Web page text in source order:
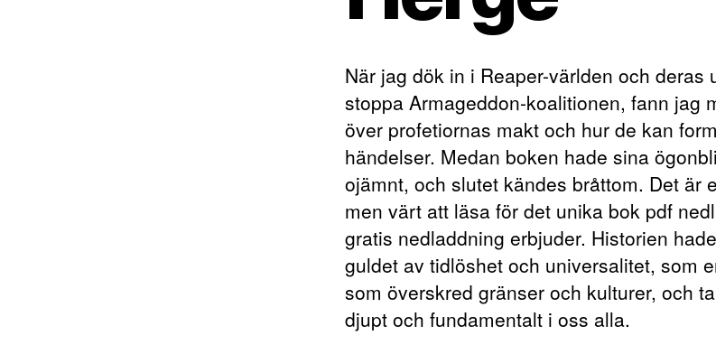
När jag dök in i Reaper-världen och deras
stoppa Armageddon-koalitionen, fann jag
över profetiornas makt och hur de kan
händelser. Medan boken hade sina
ojämnt, och slutet kändes bråttom. Det är
men värt att läsa för det unika bok pdf
gratis nedladdning erbjuder. Historien
guldet av tidlöshet och universalitet, som
som överskred gränser och kulturer, och
djupt och fundamentalt i oss alla.